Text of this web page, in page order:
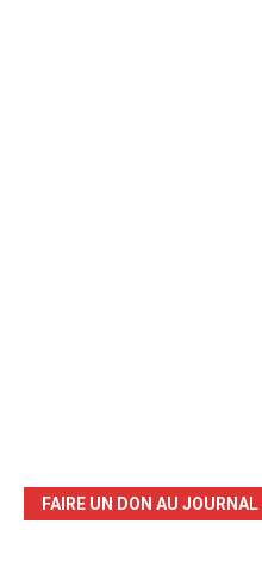
FAIRE UN DON AU JOURNAL